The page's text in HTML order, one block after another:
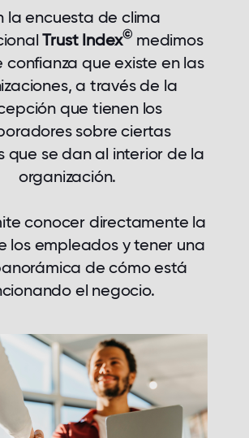
la encuesta de clima
Trust Index© medimos
confianza que existe en las
a través de la
que tienen los
sobre ciertas
que se dan al interior de la
organización.
conocer directamente la
los empleados y tener una
de cómo está
el negocio.